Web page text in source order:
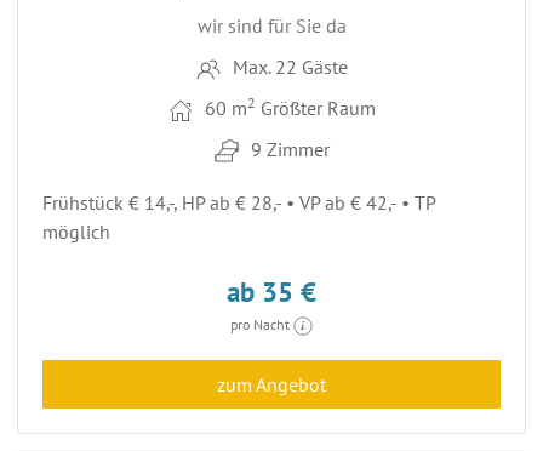
wir sind für Sie da
Max. 22 Gäste
60 m2 Größter Raum
9 Zimmer
Frühstück € 14,-, HP ab € 28,- • VP ab € 42,- • TP
möglich
ab 35 €
pro Nacht
zum Angebot
12 ENTFERNUNG 64,4 KM